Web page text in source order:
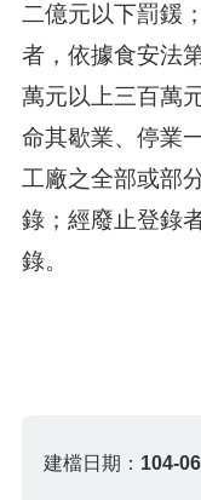
二億元以下罰鍰
者，依據食安法
萬元以上三百萬
命其歇業、停業
工廠之全部或部
錄；經廢止登錄
錄。
建檔日期： 104-